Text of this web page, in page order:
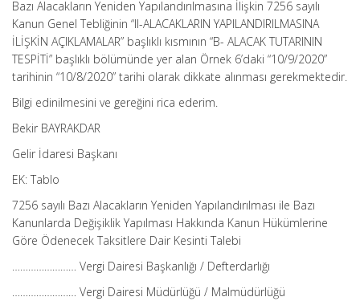
Bazı Alacakların Yeniden Yapılandırılmasına İlişkin 7256 sayılı
Kanun Genel Tebliğinin “II-ALACAKLARIN YAPILANDIRILMASINA
İLİŞKİN AÇIKLAMALAR” başlıklı kısmının “B- ALACAK TUTARININ
TESPİTİ” başlıklı bölümünde yer alan Örnek 6’daki “10/9/2020”
tarihinin “10/8/2020” tarihi olarak dikkate alınması gerekmektedir.
Bilgi edinilmesini ve gereğini rica ederim.
Bekir BAYRAKDAR
Gelir İdaresi Başkanı
EK: Tablo
7256 sayılı Bazı Alacakların Yeniden Yapılandırılması ile Bazı
Kanunlarda Değişiklik Yapılması Hakkında Kanun Hükümlerine
Göre Ödenecek Taksitlere Dair Kesinti Talebi
…………………… Vergi Dairesi Başkanlığı / Defterdarlığı
…………………… Vergi Dairesi Müdürlüğü / Malmüdürlüğü